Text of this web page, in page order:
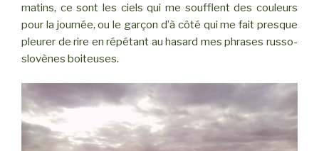
matins, ce sont les ciels qui me soufflent des couleurs
pour la journée, ou le garçon d’à côté qui me fait presque
pleurer de rire en répétant au hasard mes phrases russo-
slovènes boiteuses.